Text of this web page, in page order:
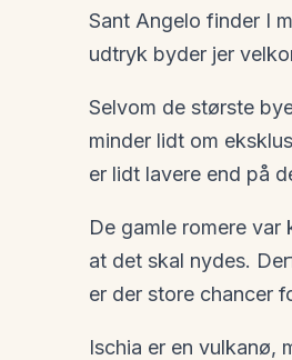
Sant Angelo finder I
udtryk byder jer
Selvom de største
minder lidt om
er lidt lavere end på
De gamle romere
at det skal nydes.
er der store chancer
Ischia er en vulkanø,